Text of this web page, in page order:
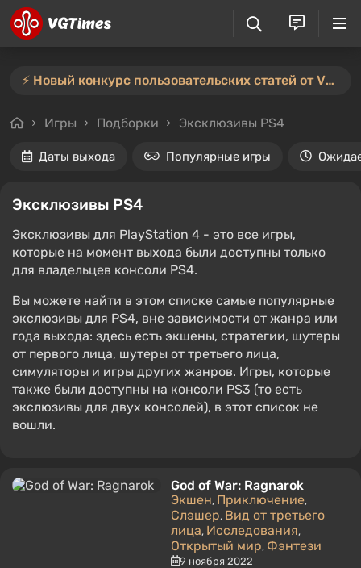
⚡️ Новый конкурс пользовательских статей от VGTimes — участвуйте тут ⚡️
Игры Подборки Эксклюзивы PS4
Даты выхода Популярные игры
Эксклюзивы PS4
Эксклюзивы для PlayStation 4 - это все игры,
которые на момент выхода были доступны только
для владельцев консоли PS4.
Вы можете найти в этом списке самые популярные
экслюзивы для PS4, вне зависимости от жанра или
года выхода: здесь есть экшены, стратегии, шутеры
от первого лица, шутеры от третьего лица,
симуляторы и игры других жанров. Игры, которые
также были доступны на консоли PS3 (то есть
экслюзивы для двух консолей), в этот список не
вошли.
God of War: Ragnarok
Экшен, Приключение,
Слэшер, Вид от третьего
лица, Исследования,
Открытый мир, Фэнтези
9 ноября 2022